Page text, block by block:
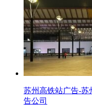
苏州高铁站广告-苏
告公司